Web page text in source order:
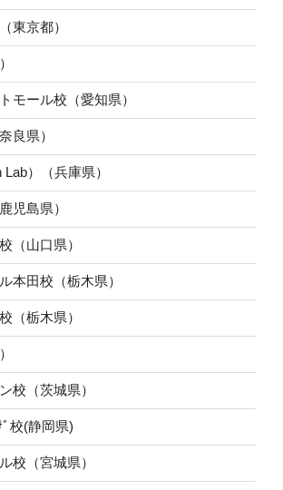
東京都）
モール校（愛知県）
良県）
）（兵庫県）
児島県）
（山口県）
本田校（栃木県）
（栃木県）
校（茨城県）
校(静岡県)
校（宮城県）